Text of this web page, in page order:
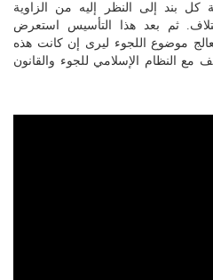
كل بند إلى النظر إليه من الزاوية
ثم بعد هذا التأسيس استعرض
موضوع اللجوء ليرى إن كانت هذه
مع النظام الإسلامي للجوء والقانون